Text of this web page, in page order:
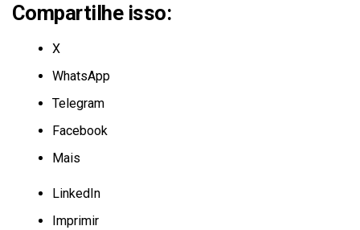
Compartilhe isso:
X
WhatsApp
Telegram
Facebook
Mais
LinkedIn
Imprimir